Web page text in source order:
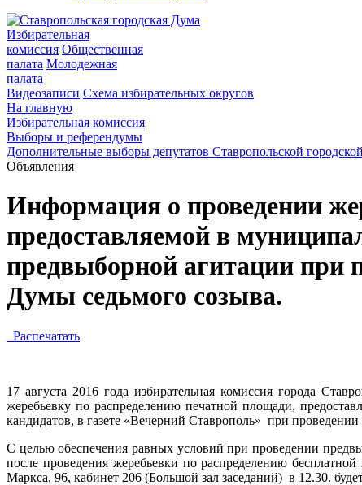
Избирательная
комиссия Общественная
палата Молодежная
палата
Видеозаписи Схема избирательных округов
На главную
Избирательная комиссия
Выборы и референдумы
Дополнительные выборы депутатов Ставропольской
Объявления
Информация о проведении
предоставляемой в
предвыборной агитации при
Думы седьмого созыва.
Распечатать
17 августа 2016 года избирательная комиссия города
жеребьевку по распределению печатной площади,
кандидатов, в газете «Вечерний Ставрополь» при
С целью обеспечения равных условий при проведении
после проведения жеребьевки по распределению
Маркса, 96, кабинет 206 (Большой зал заседаний) в 12.30.